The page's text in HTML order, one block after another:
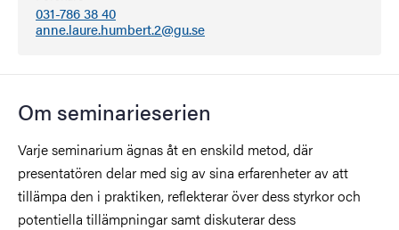
031-786 38 40
anne.laure.humbert.2@gu.se
Om seminarieserien
Varje seminarium ägnas åt en enskild metod, där
presentatören delar med sig av sina erfarenheter av att
tillämpa den i praktiken, reflekterar över dess styrkor och
potentiella tillämpningar samt diskuterar dess